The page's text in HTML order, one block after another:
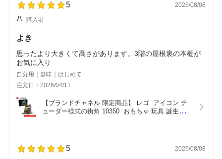
5 2026/08/08
購入者
よき
思ったより大きくて高さがあります。3階の屋根裏の本棚が
自分用｜趣味｜はじめて
注文日：2026/04/11
【ブランドチャネル 限定商品】 レゴ  アイコン チ
ューダー様式の街角 10350  おもちゃ 玩具 誕生日
5 2026/08/08